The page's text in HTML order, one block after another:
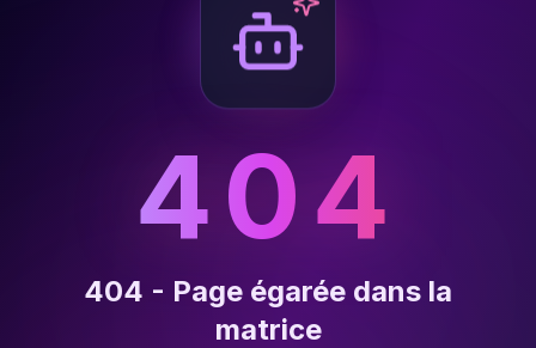
404
404 - Page égarée dans la
matrice